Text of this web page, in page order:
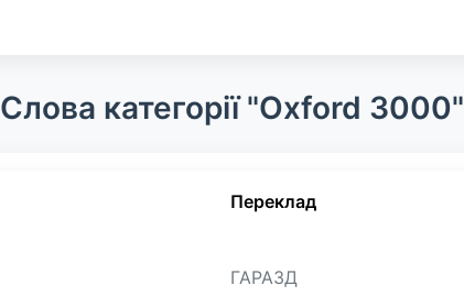
Слова категорії "Oxford 3000"
Переклад
ГАРАЗД